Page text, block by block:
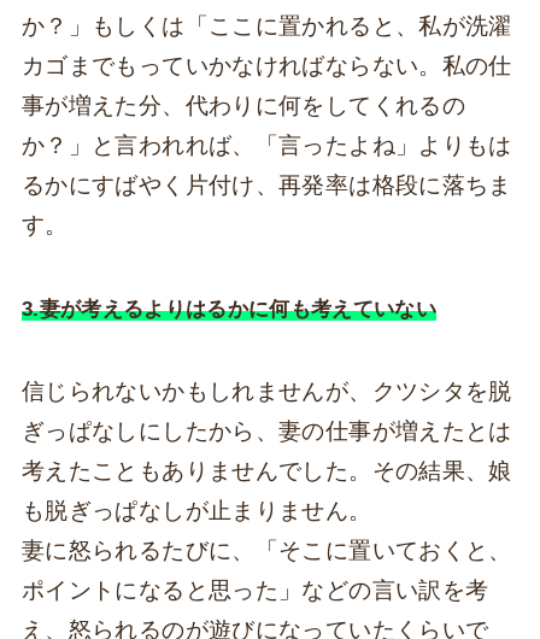
か？」もしくは「ここに置かれると、私が洗濯
カゴまでもっていかなければならない。私の仕
事が増えた分、代わりに何をしてくれるの
か？」と言われれば、「言ったよね」よりもは
るかにすばやく片付け、再発率は格段に落ちま
す。
3.妻が考えるよりはるかに何も考えていない
信じられないかもしれませんが、クツシタを脱
ぎっぱなしにしたから、妻の仕事が増えたとは
考えたこともありませんでした。その結果、娘
も脱ぎっぱなしが止まりません。
妻に怒られるたびに、「そこに置いておくと、
ポイントになると思った」などの言い訳を考
え、怒られるのが遊びになっていたくらいで